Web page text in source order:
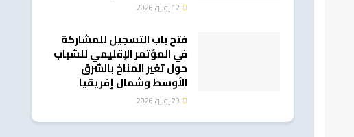
فتح باب التسجيل للمشاركة
في المؤتمر الإقليمي للشباب
حول تغير المناخ بالشرق
الأوسط وشمال إفريقيا